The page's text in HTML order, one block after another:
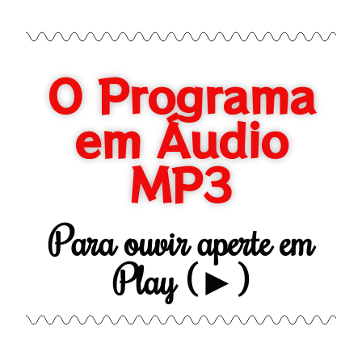
O Programa
em Áudio
MP3
Para ouvir aperte em
Play (►)